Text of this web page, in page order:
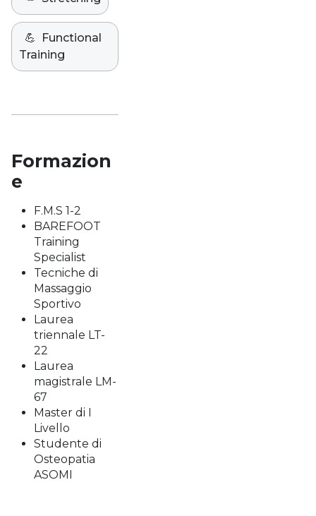
💪
Functional
Training
Formazion
e
F.M.S 1-2
BAREFOOT
Training
Specialist
Tecniche di
Massaggio
Sportivo
Laurea
triennale LT-
22
Laurea
magistrale LM-
67
Master di I
Livello
Studente di
Osteopatia
ASOMI